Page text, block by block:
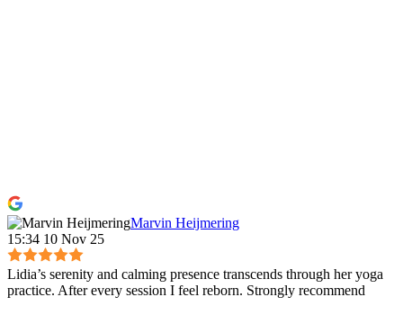
Marvin Heijmering
15:34 10 Nov 25
Lidia’s serenity and calming presence transcends through her yoga
practice. After every session I feel reborn. Strongly recommend